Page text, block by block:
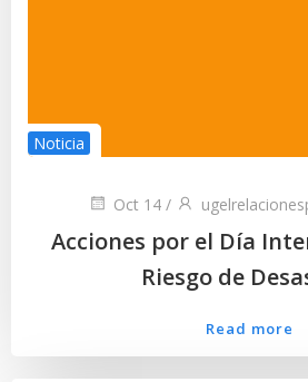
Noticia
Oct 14 /
Acciones por el Día
Riesgo de
Read more